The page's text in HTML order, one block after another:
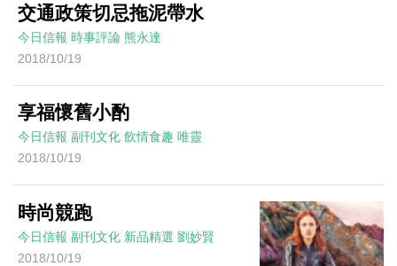
交通政策切忌拖泥帶水
今日信報 時事評論 熊永達
2018/10/19
享福懷舊小酌
今日信報 副刊文化 飲情食趣 唯靈
2018/10/19
時尚競跑
今日信報 副刊文化 新品精選 劉妙賢
2018/10/19